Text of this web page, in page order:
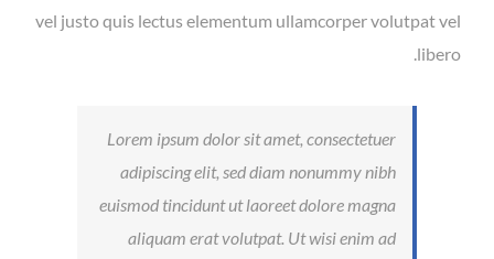
vel justo quis lectus elementum ullamcorper volutpat vel
libero.
Lorem ipsum dolor sit amet, consectetuer
adipiscing elit, sed diam nonummy nibh
euismod tincidunt ut laoreet dolore magna
aliquam erat volutpat. Ut wisi enim ad